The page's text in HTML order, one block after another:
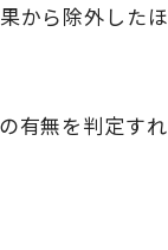
から除外した
有無を判定す